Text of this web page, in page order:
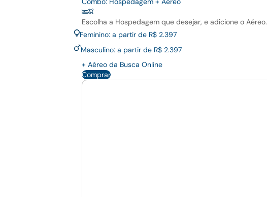
Escolha a Hospedagem que desejar, e adicione o Aéreo.
Feminino: a partir de R$ 2.397
Masculino: a partir de R$ 2.397
+ Aéreo da Busca Online
Comprar